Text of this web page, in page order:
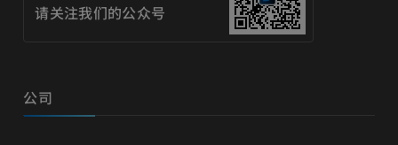
请关注我们的公众号
公司